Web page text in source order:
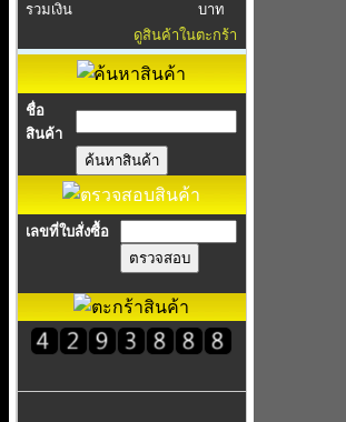
รวมเงิน
บาท
ดูสินค้าในตะกร้า
ชื่อ
สินค้า
เลขที่ใบสั่งซื้อ